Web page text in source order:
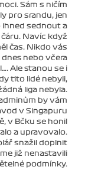
Sám s ničím
pro srandu, jen
ihned sednout a
Navíc když
čas. Nikdo vás
nebo včera
Ale stanou se i
tito lidé nebyli,
liga nebyla.
by vám
v Singapuru
v Bčku se honil
a upravovalo.
snažil doplnit
již nenastavili
podmínky.